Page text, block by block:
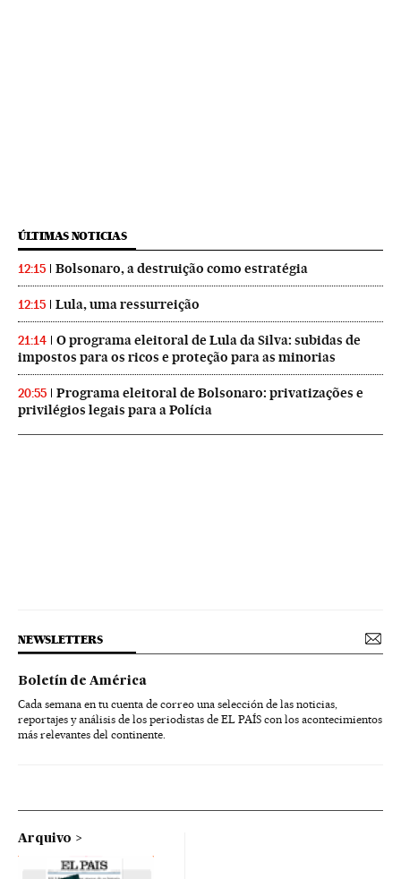
ÚLTIMAS NOTICIAS
12:15 Bolsonaro, a destruição como estratégia
12:15 Lula, uma ressurreição
21:14
O programa eleitoral de Lula da Silva: subidas de
impostos para os ricos e proteção para as minorias
20:55
Programa eleitoral de Bolsonaro: privatizações e
privilégios legais para a Polícia
NEWSLETTERS
Boletín de América
Cada semana en tu cuenta de correo una selección de las noticias,
reportajes y análisis de los periodistas de EL PAÍS con los acontecimientos
más relevantes del continente.
Arquivo